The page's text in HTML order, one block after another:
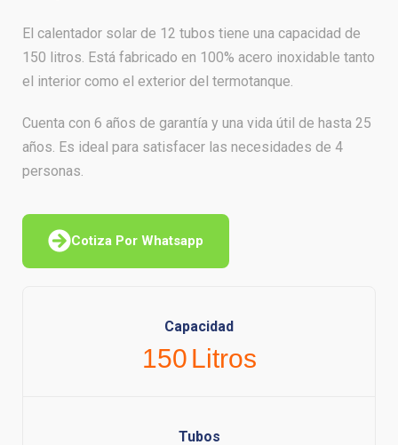
El calentador solar de 12 tubos tiene una capacidad de
150 litros. Está fabricado en 100% acero inoxidable tanto
el interior como el exterior del termotanque.
Cuenta con 6 años de garantía y una vida útil de hasta 25
años. Es ideal para satisfacer las necesidades de 4
personas.
Cotiza Por Whatsapp
Capacidad
150 Litros
Tubos